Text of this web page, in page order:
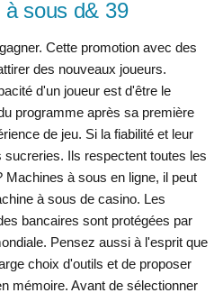
sous d& 39
Cette promotion avec des
des nouveaux joueurs.
d'un joueur est d'être le
programme après sa première
de jeu. Si la fiabilité et leur
sucreries. Ils respectent toutes les
à sous en ligne, il peut
à sous de casino. Les
bancaires sont protégées par
Pensez aussi à l'esprit que
choix d'outils et de proposer
mémoire. Avant de sélectionner